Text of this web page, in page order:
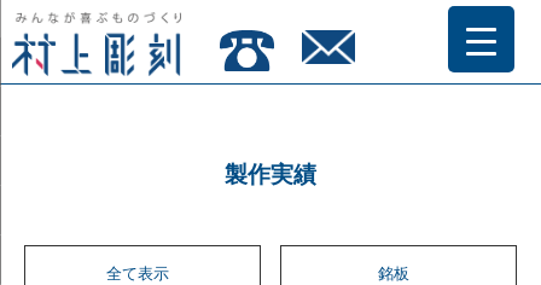
製作実績
全て表示 銘板